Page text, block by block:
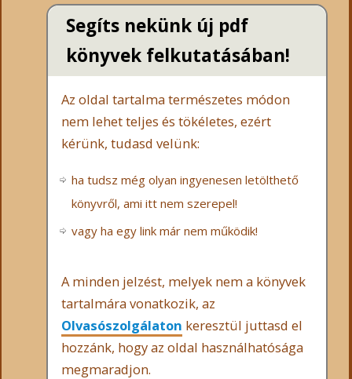
Segíts nekünk új pdf
könyvek felkutatásában!
Az oldal tartalma természetes módon
nem lehet teljes és tökéletes, ezért
kérünk, tudasd velünk:
ha tudsz még olyan ingyenesen letölthető
könyvről, ami itt nem szerepel!
vagy ha egy link már nem működik!
A minden jelzést, melyek nem a könyvek
tartalmára vonatkozik, az
Olvasószolgálaton keresztül juttasd el
hozzánk, hogy az oldal használhatósága
megmaradjon.